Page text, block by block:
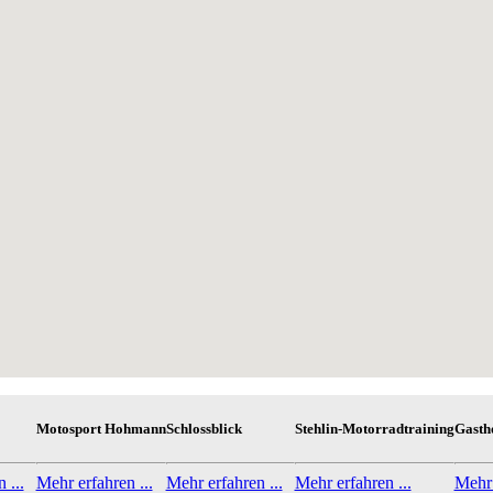
...
Motosport Hohmann
Mehr erfahren ...
Schlossblick
Mehr erfahren ...
Stehlin-Motorradtraining
Mehr erfahren ...